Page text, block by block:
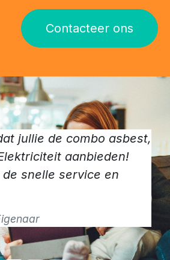
Contacteer ons
jullie de combo asbest,
aanbieden!
snelle service en